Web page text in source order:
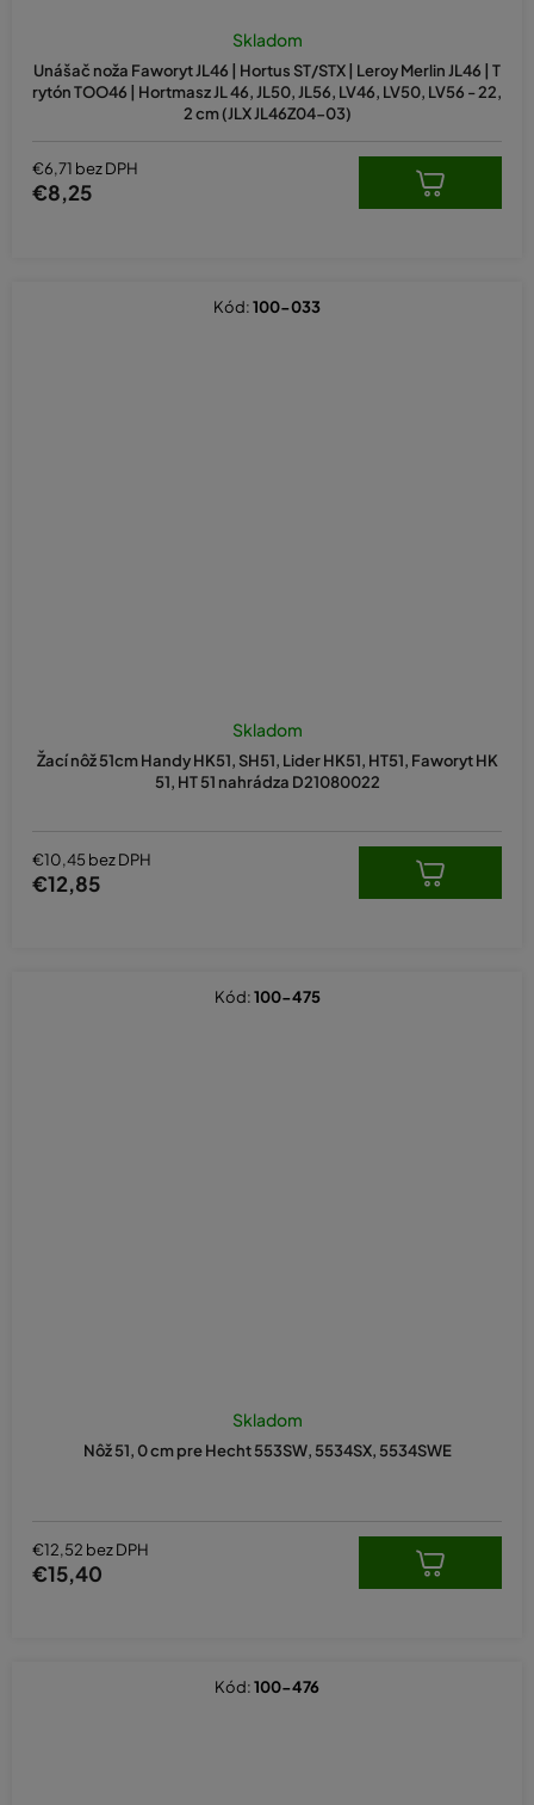
Unášač noža Faworyt JL46 | Hortus ST/STX | Leroy Merlin JL46 | T
rytón TOO46 | Hortmasz JL 46, JL50, JL56, LV46, LV50, LV56 - 22,
2 cm (JLX JL46Z04-03)
Skladom
€6,71 bez DPH
€8,25
Žací nôž 51cm Handy HK51, SH51, Lider HK51, HT51, Faworyt HK
51, HT 51 nahrádza D21080022
Skladom
€10,45 bez DPH
€12,85
Kód:100-033
Nôž 51, 0 cm pre Hecht 553SW, 5534SX, 5534SWE
hodnotenie
je
Skladom
€12,52 bez DPH
€15,40
Kód:100-475
Kód:100-476